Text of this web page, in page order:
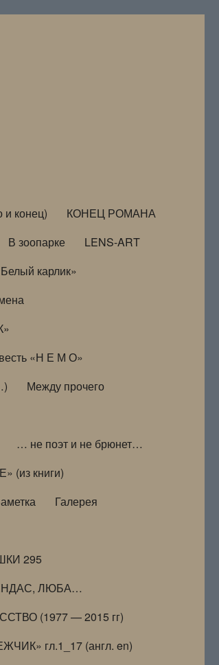
и конец)
КОНЕЦ РОМАНА
В зоопарке
LENS-ART
карлик»
«Н Е М О»
Между прочего
… не поэт и не брюнет…
(из книги)
Галерея
295
ЛЮБА…
(1977 — 2015 гг)
гл.1_17 (англ. en)